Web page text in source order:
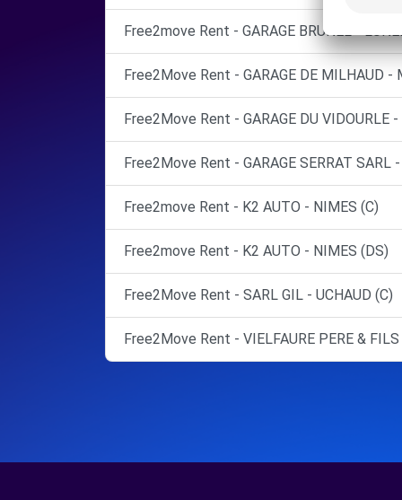
Free2move Rent - GARAGE BRUNEL -
Free2Move Rent - GARAGE DE MILHAUD -
Free2Move Rent - GARAGE DU VIDOURLE
Free2Move Rent - GARAGE SERRAT SARL
Free2move Rent - K2 AUTO - NIMES (C)
Free2move Rent - K2 AUTO - NIMES (DS)
Free2Move Rent - SARL GIL - UCHAUD (C)
Free2Move Rent - VIELFAURE PERE &